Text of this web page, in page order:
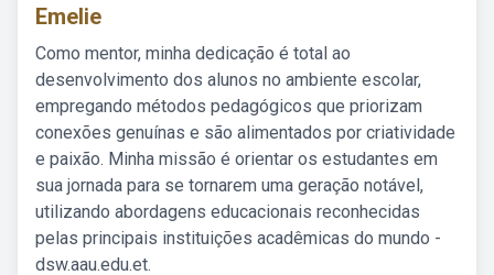
Emelie
Como mentor, minha dedicação é total ao
desenvolvimento dos alunos no ambiente escolar,
empregando métodos pedagógicos que priorizam
conexões genuínas e são alimentados por criatividade
e paixão. Minha missão é orientar os estudantes em
sua jornada para se tornarem uma geração notável,
utilizando abordagens educacionais reconhecidas
pelas principais instituições acadêmicas do mundo -
dsw.aau.edu.et.